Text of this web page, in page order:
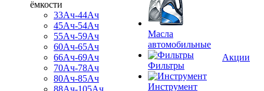
ёмкости
33Ач-44Ач
45Ач-54Ач
55Ач-59Ач
60Ач-65Ач
66Ач-69Ач
70Ач-78Ач
80Ач-85Ач
88Ач-105Ач
Масла
автомобильные
Фильтры
Инструмент
Акции